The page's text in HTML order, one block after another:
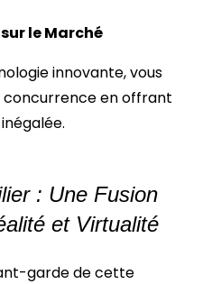
le Marché
innovante, vous
concurrence en offrant
: Une Fusion
et Virtualité
garde de cette